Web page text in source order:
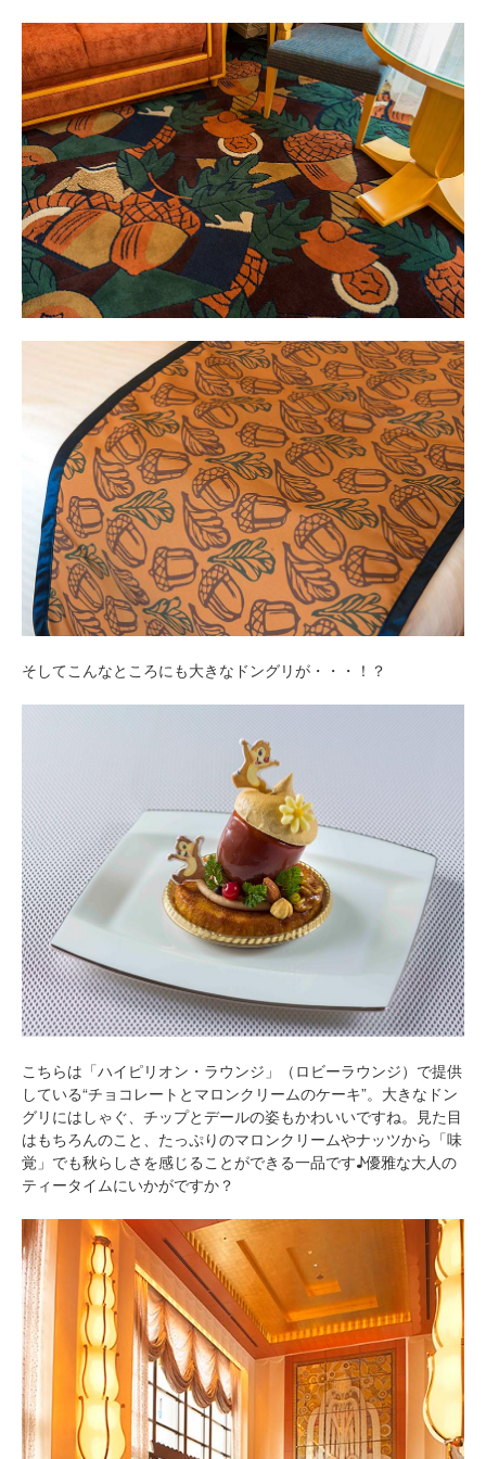
そしてこんなところにも大きなドングリが・・・！？
こちらは「ハイピリオン・ラウンジ」（ロビーラウンジ）で提供
している“チョコレートとマロンクリームのケーキ”。大きなドン
グリにはしゃぐ、チップとデールの姿もかわいいですね。見た目
はもちろんのこと、たっぷりのマロンクリームやナッツから「味
覚」でも秋らしさを感じることができる一品です♪優雅な大人の
ティータイムにいかがですか？